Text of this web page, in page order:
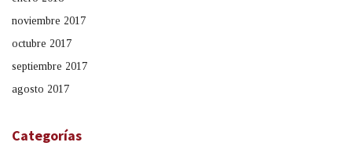
noviembre 2017
octubre 2017
septiembre 2017
agosto 2017
Categorías